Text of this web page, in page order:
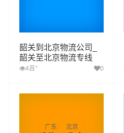
韶关到北京物流公司_
韶关至北京物流专线
4百 + 0
广东 北京